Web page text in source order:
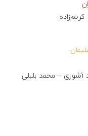
آشوری – محمد بلبلی